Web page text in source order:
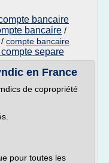
bancaire
bancaire /
/ compte bancaire
separe
en France
de copropriété
pour toutes les